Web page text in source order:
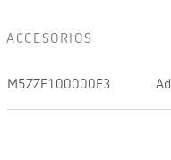
ACCESORIOS
M5ZZF100000E3